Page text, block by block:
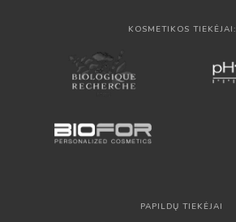
KOSMETIKOS TIEKĖJAI:
PAPILDŲ TIEKĖJAI